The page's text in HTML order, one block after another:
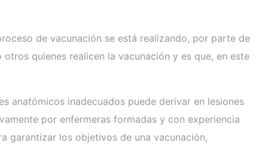
de vacunación se está realizando, por parte de
quienes realicen la vacunación y es que, en este
anatómicos inadecuados puede derivar en lesiones
por enfermeras formadas y con experiencia
garantizar los objetivos de una vacunación,